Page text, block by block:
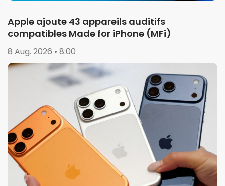
Apple ajoute 43 appareils auditifs
compatibles Made for iPhone (MFi)
8 Aug. 2026 • 8:00